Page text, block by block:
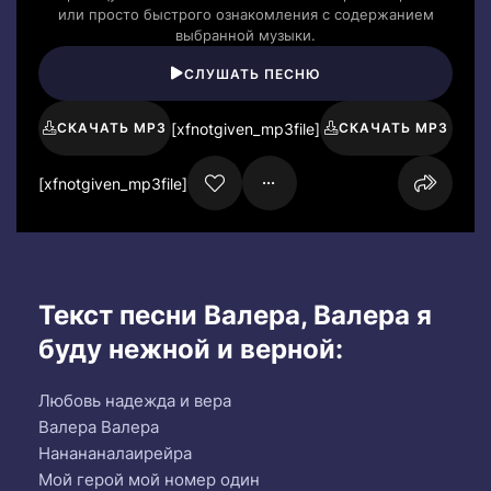
или просто быстрого ознакомления с содержанием
выбранной музыки.
СЛУШАТЬ ПЕСНЮ
СКАЧАТЬ MP3 [xfnotgiven_mp3file] СКАЧАТЬ MP3
[xfnotgiven_mp3file]
Текст песни Валера, Валера я
буду нежной и верной:
Любовь надежда и вера
Валера Валера
Нанананалаирейра
Мой герой мой номер один